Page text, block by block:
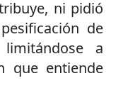
ni pidió
de
a
que entiende